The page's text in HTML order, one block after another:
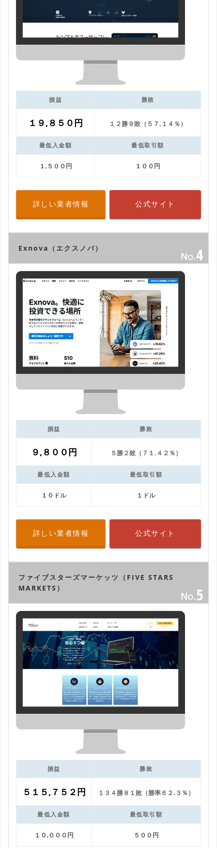
損益 勝敗
１９,８５０円 １２勝９敗（５７.１４％）
最低入金額 最低取引額
１,５００円 １００円
詳しい業者情報 公式サイト
Exnova（エクスノバ）
損益 勝敗
９,８００円 ５勝２敗（７１.４２％）
最低入金額 最低取引額
１０ドル １ドル
詳しい業者情報 公式サイト
ファイブスターズマーケッツ（FIVE STARS
MARKETS）
損益 勝敗
５１５,７５２円 １３４勝８１敗（勝率６２.３％）
最低入金額 最低取引額
１０,０００円 ５００円